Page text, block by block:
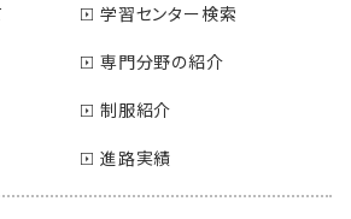
学習センター検索
専門分野の紹介
制服紹介
進路実績